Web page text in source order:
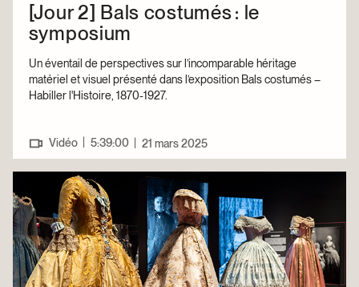
[Jour 2] Bals costumés : le
symposium
Un éventail de perspectives sur l’incomparable héritage
matériel et visuel présenté dans l’exposition Bals costumés –
Habiller l'Histoire, 1870-1927.
Vidéo 5:39:00 21 mars 2025